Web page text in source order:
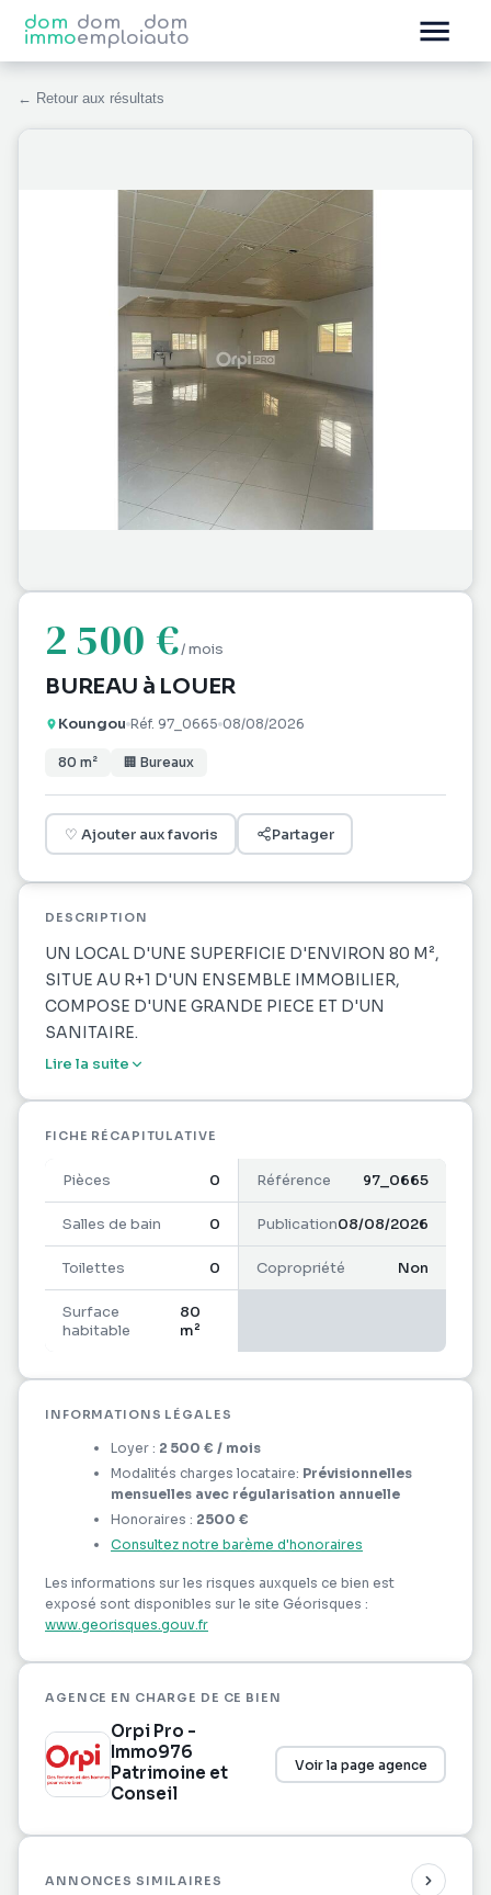
dom
immo
dom
emploi
dom
auto
← Retour aux résultats
2 500 €/ mois
BUREAU à LOUER
Koungou Réf. 97_0665 08/08/2026
80 m² 🏢 Bureaux
♡ Ajouter aux favoris Partager
DESCRIPTION
UN LOCAL D'UNE SUPERFICIE D'ENVIRON 80 M²,
SITUE AU R+1 D'UN ENSEMBLE IMMOBILIER,
COMPOSE D'UNE GRANDE PIECE ET D'UN
SANITAIRE.
Lire la suite
FICHE RÉCAPITULATIVE
Pièces 0 Référence 97_0665
Salles de bain 0 Publication08/08/2026
Toilettes 0 Copropriété Non
Surface
habitable
80
m²
INFORMATIONS LÉGALES
Loyer : 2 500 € / mois
Modalités charges locataire: Prévisionnelles
mensuelles avec régularisation annuelle
Honoraires : 2500 €
Consultez notre barème d'honoraires
Les informations sur les risques auxquels ce bien est
exposé sont disponibles sur le site Géorisques :
www.georisques.gouv.fr
AGENCE EN CHARGE DE CE BIEN
Orpi Pro -
Immo976
Patrimoine et
Conseil
Voir la page agence
ANNONCES SIMILAIRES